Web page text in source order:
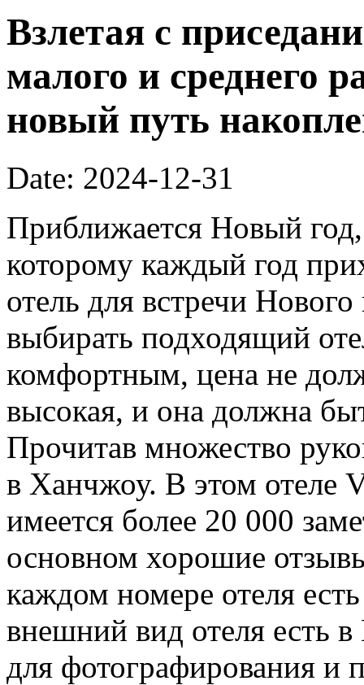
Взлетая с
малого и среднего
новый путь
Date: 2024-12-31
Приближается Новый
которому каждый год
отель для встречи
выбирать подходящий
комфортным, цена не
высокая, и она должна
Прочитав множество
в Ханчжоу. В этом отеле
имеется более 20 000
основном хорошие
каждом номере отеля
внешний вид отеля есть
для фотографирования и